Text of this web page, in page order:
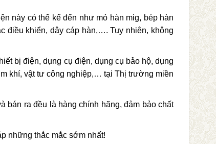
này có thể kể đến như mỏ hàn mig, bép hàn
điều khiển, dây cáp hàn,…. Tuy nhiên, không
bị điện, dụng cụ điện, dụng cụ bảo hộ, dụng
khí, vật tư công nghiệp,… tại Thị trường miền
bán ra đều là hàng chính hãng, đảm bảo chất
những thắc mắc sớm nhất!